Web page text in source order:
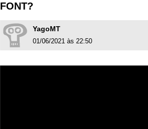
FONT?
YagoMT
01/06/2021 às 22:50